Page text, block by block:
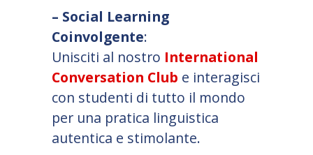
– Social Learning
Coinvolgente:
Unisciti al nostro International
Conversation Club e interagisci
con studenti di tutto il mondo
per una pratica linguistica
autentica e stimolante.